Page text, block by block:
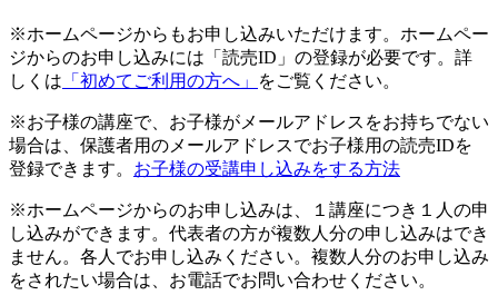
※ホームページからもお申し込みいただけます。ホームペー
ジからのお申し込みには「読売ID」の登録が必要です。詳
しくは 「初めてご利用の方へ」 をご覧ください。
※お子様の講座で、お子様がメールアドレスをお持ちでない
場合は、保護者用のメールアドレスでお子様用の読売IDを
登録できます。 お子様の受講申し込みをする方法
※ホームページからのお申し込みは、１講座につき１人の申
し込みができます。代表者の方が複数人分の申し込みはでき
ません。各人でお申し込みください。複数人分のお申し込み
をされたい場合は、お電話でお問い合わせください。